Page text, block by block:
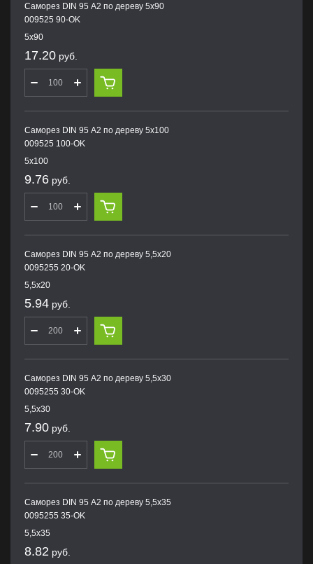
Саморез DIN 95 А2 по дереву 5х90
009525 90-OK
5х90
17.20 руб.
Саморез DIN 95 А2 по дереву 5х100
009525 100-OK
5х100
9.76 руб.
Саморез DIN 95 А2 по дереву 5,5х20
0095255 20-OK
5,5х20
5.94 руб.
Саморез DIN 95 А2 по дереву 5,5х30
0095255 30-OK
5,5х30
7.90 руб.
Саморез DIN 95 А2 по дереву 5,5х35
0095255 35-OK
5,5х35
8.82 руб.